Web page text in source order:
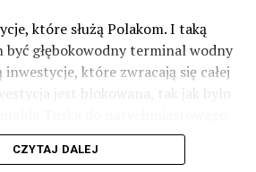
które służą Polakom. I taką
głębokowodny terminal wodny
inwestycje, które zwracają się całej
jest blokowana, tak jak było
CZYTAJ DALEJ